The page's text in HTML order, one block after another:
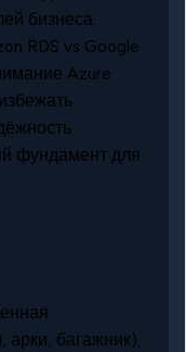
бизнеса.
RDS vs Google
Azure
фундамент для
арки, багажник),